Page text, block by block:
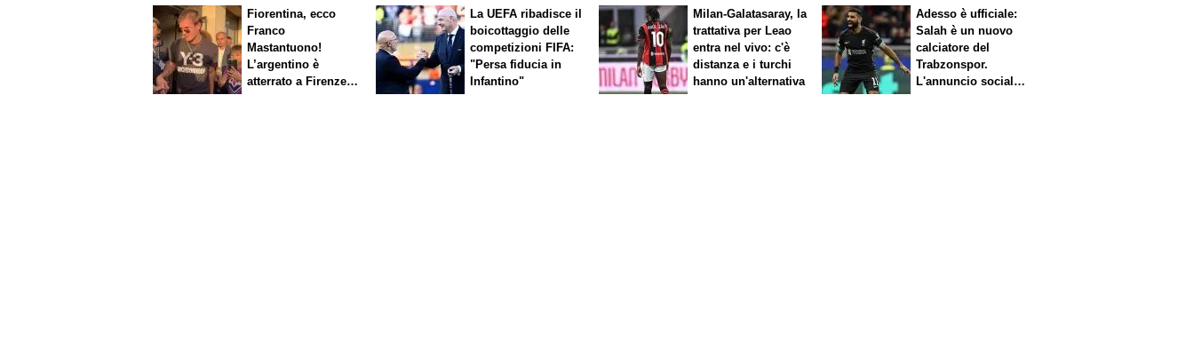
Fiorentina, ecco
Franco
Mastantuono!
L’argentino è
atterrato a Firenze,
La UEFA ribadisce il
boicottaggio delle
competizioni FIFA:
"Persa fiducia in
Infantino"
Milan-Galatasaray, la
trattativa per Leao
entra nel vivo: c'è
distanza e i turchi
hanno un'alternativa
Adesso è ufficiale:
Salah è un nuovo
calciatore del
Trabzonspor.
L'annuncio social